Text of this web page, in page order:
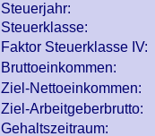
Steuerjahr:
Steuerklasse:
Faktor Steuerklasse IV:
Bruttoeinkommen:
Ziel-Nettoeinkommen:
Ziel-Arbeitgeberbrutto:
Gehaltszeitraum: